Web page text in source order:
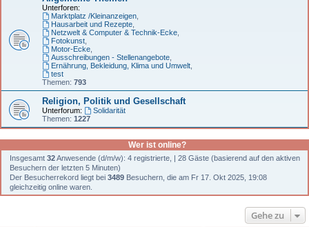
Unterforen:
Marktplatz /Kleinanzeigen,
Hausarbeit und Rezepte,
Netzwelt & Computer & Technik-Ecke,
Fotokunst,
Motor-Ecke,
Ausschreibungen - Stellenangebote,
Ernährung, Bekleidung, Klima und Umwelt,
test
Themen: 793
Religion, Politik und Gesellschaft
Unterforum:
Solidarität
Themen: 1227
Wer ist online?
Insgesamt 32Anwesende (d/m/w): 4 registrierte, | 28 Gäste (basierend auf den aktiven
Besuchern der letzten 5 Minuten)
Der Besucherrekord liegt bei 3489 Besuchern, die am Fr 17. Okt 2025, 19:08
gleichzeitig online waren.
Gehe zu